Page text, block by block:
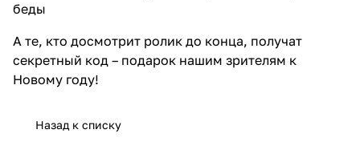
беды
А те, кто досмотрит ролик до конца, получат
секретный код – подарок нашим зрителям к
Новому году!
Назад к списку